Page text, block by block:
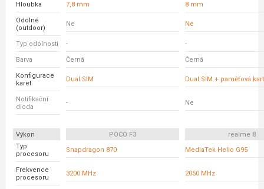
Hloubka 7,8 mm 8 mm
Odolné
(outdoor)
Ne Ne
Typ odolnosti - -
Barva Černá Černá
Konfigurace
karet
Dual SIM Dual SIM + paměťová
Notifikační
dioda
- Ne
Výkon POCO F3
realme 8
Typ
procesoru
Snapdragon 870 MediaTek Helio G95
Frekvence
procesoru
3200 MHz 2050 MHz